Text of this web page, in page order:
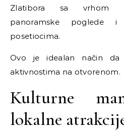
Zlatibora sa vrhom
panoramske poglede i
posetiocima.
Ovo je idealan način
aktivnostima na otvorenom.
Kulturne
lokalne